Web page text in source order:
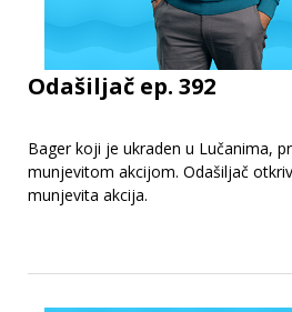
Odašiljač ep. 392
Bager koji je ukraden u Lučanima,
munjevitom akcijom. Odašiljač
munjevita akcija.